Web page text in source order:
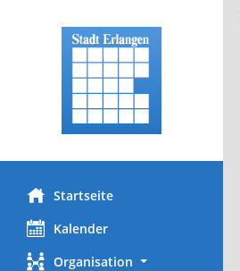
Startseite
Kalender
Organisation